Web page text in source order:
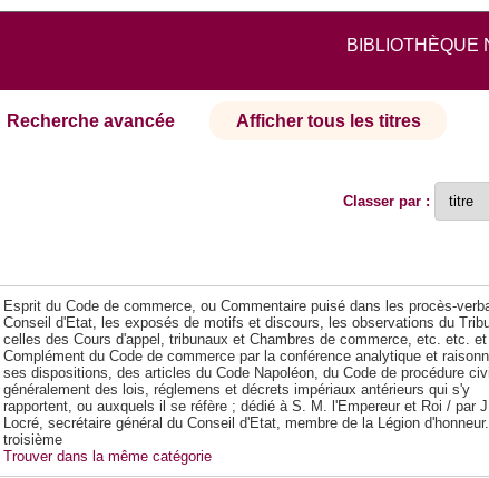
BIBLIOTHÈQUE
Recherche avancée Afficher tous les titres
Classer par :
Esprit du Code de commerce, ou Commentaire puisé dans les procès-
Conseil d'Etat, les exposés de motifs et discours, les observations du
celles des Cours d'appel, tribunaux et Chambres de commerce, etc. etc. et
Complément du Code de commerce par la conférence analytique et
ses dispositions, des articles du Code Napoléon, du Code de procédure
généralement des lois, réglemens et décrets impériaux antérieurs qui s'y
rapportent, ou auxquels il se réfère ; dédié à S. M. l'Empereur et Roi / par
Locré, secrétaire général du Conseil d'Etat, membre de la Légion
troisième
Trouver dans la même catégorie